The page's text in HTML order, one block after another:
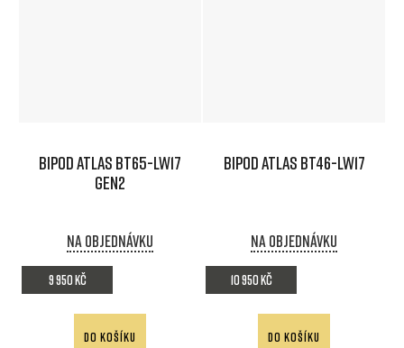
BIPOD ATLAS BT65-LW17
Gen2
Na objednávku
9 950 Kč
DO KOŠÍKU
BIPOD ATLAS BT46-LW17
Na objednávku
10 950 Kč
DO KOŠÍKU